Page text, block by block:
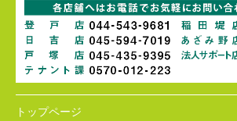
トップページ